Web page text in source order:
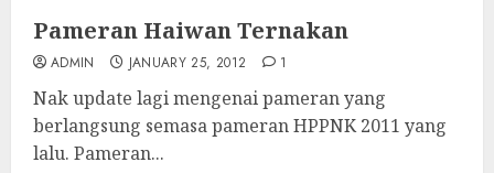
Pameran Haiwan Ternakan
ADMIN JANUARY 25, 2012 1
Nak update lagi mengenai pameran yang
berlangsung semasa pameran HPPNK 2011 yang
lalu. Pameran...